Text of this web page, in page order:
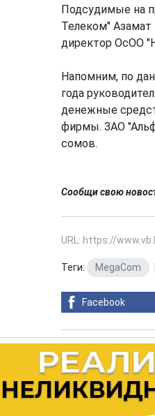
Подсудимые на
Телеком" Азамат
директор ОсОО
Напомним, по
года
денежные
фирмы. ЗАО
сомов.
Сообщи свою
URL: https://
Теги: MegaCom
Facebook